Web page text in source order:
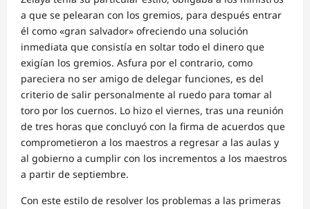
a que se pelearan con los gremios, para después entrar
él como «gran salvador» ofreciendo una solución
inmediata que consistía en soltar todo el dinero que
exigían los gremios. Asfura por el contrario, como
pareciera no ser amigo de delegar funciones, es del
criterio de salir personalmente al ruedo para tomar al
toro por los cuernos. Lo hizo el viernes, tras una reunión
de tres horas que concluyó con la firma de acuerdos que
comprometieron a los maestros a regresar a las aulas y
al gobierno a cumplir con los incrementos a los maestros
a partir de septiembre.
Con este estilo de resolver los problemas a las primeras